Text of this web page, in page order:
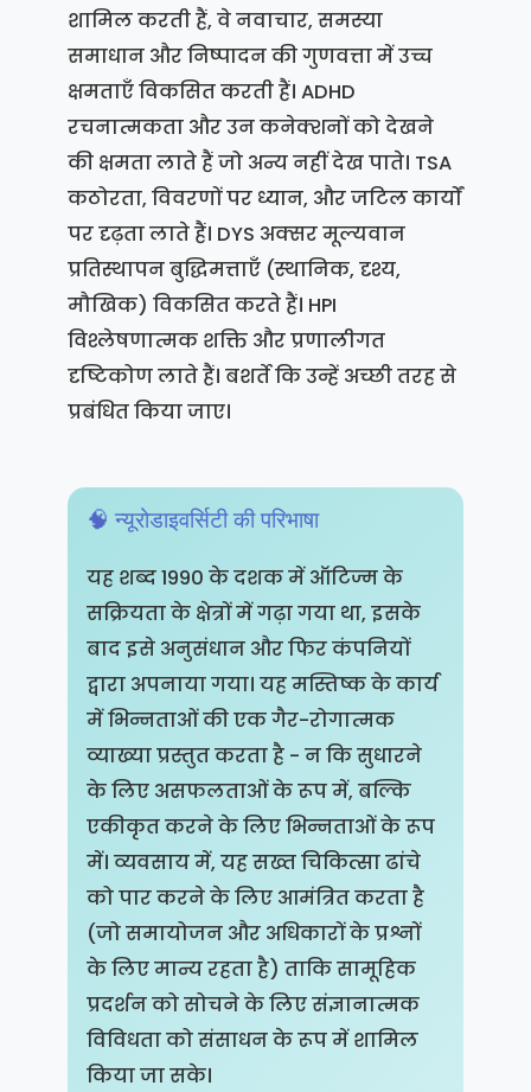
शामिल करती हैं, वे नवाचार, समस्या
समाधान और निष्पादन की गुणवत्ता में उच्च
क्षमताएँ विकसित करती हैं। ADHD
रचनात्मकता और उन कनेक्शनों को देखने
की क्षमता लाते हैं जो अन्य नहीं देख पाते। TSA
कठोरता, विवरणों पर ध्यान, और जटिल कार्यों
पर दृढ़ता लाते हैं। DYS अक्सर मूल्यवान
प्रतिस्थापन बुद्धिमत्ताएँ (स्थानिक, दृश्य,
मौखिक) विकसित करते हैं। HPI
विश्लेषणात्मक शक्ति और प्रणालीगत
दृष्टिकोण लाते हैं। बशर्ते कि उन्हें अच्छी तरह से
प्रबंधित किया जाए।
🧠 न्यूरोडाइवर्सिटी की परिभाषा
यह शब्द 1990 के दशक में ऑटिज्म के
सक्रियता के क्षेत्रों में गढ़ा गया था, इसके
बाद इसे अनुसंधान और फिर कंपनियों
द्वारा अपनाया गया। यह मस्तिष्क के कार्य
में भिन्नताओं की एक गैर-रोगात्मक
व्याख्या प्रस्तुत करता है - न कि सुधारने
के लिए असफलताओं के रूप में, बल्कि
एकीकृत करने के लिए भिन्नताओं के रूप
में। व्यवसाय में, यह सख्त चिकित्सा ढांचे
को पार करने के लिए आमंत्रित करता है
(जो समायोजन और अधिकारों के प्रश्नों
के लिए मान्य रहता है) ताकि सामूहिक
प्रदर्शन को सोचने के लिए संज्ञानात्मक
विविधता को संसाधन के रूप में शामिल
किया जा सके।